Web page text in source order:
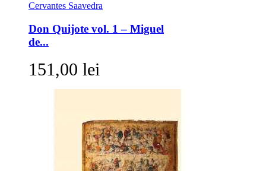
Don Quijote vol. 1 – Miguel
de...
151,00 lei